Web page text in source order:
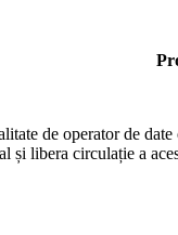
de operator de
și libera circulație a